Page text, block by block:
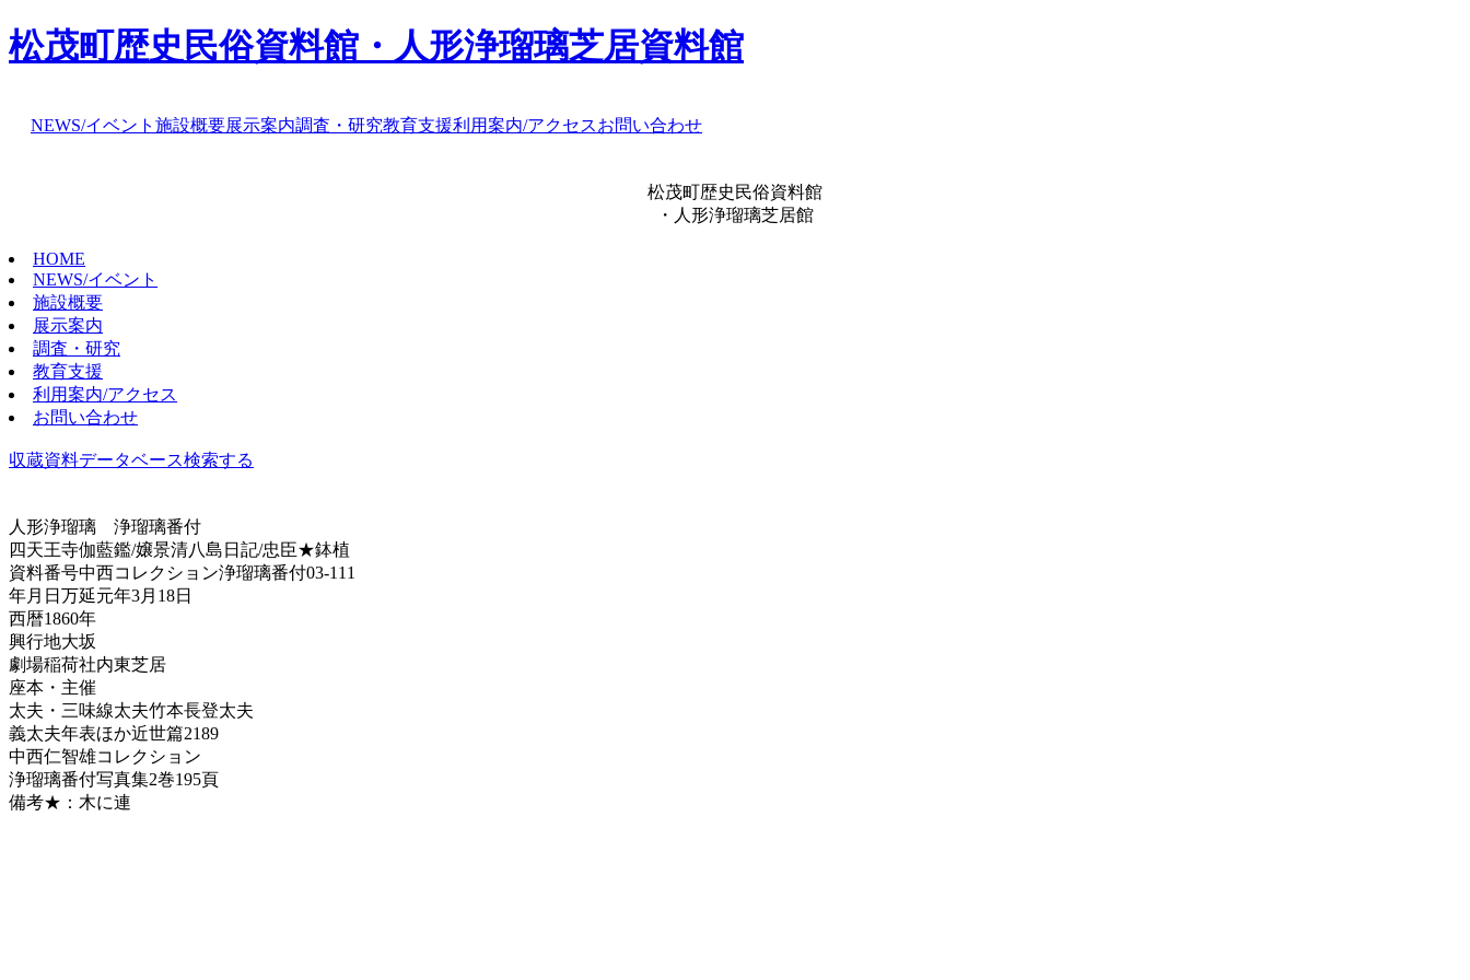
松茂町歴史民俗資料館・人形浄瑠璃芝居資料館
NEWS/イベント 施設概要展示案内調査・研究教育支援利用案内/アクセスお問い合わせ
松茂町歴史民俗資料館
・人形浄瑠璃芝居館
HOME
NEWS/イベント
施設概要
展示案内
調査・研究
教育支援
利用案内/アクセス
お問い合わせ
収蔵資料データベース検索する
人形浄瑠璃 浄瑠璃番付
四天王寺伽藍鑑/嬢景清八島日記/忠臣★鉢植
資料番号中西コレクション浄瑠璃番付03-111
年月日 万延元年3月18日
西暦1860年
興行地大坂
劇場稲荷社内東芝居
座本・主催
太夫・三味線太夫竹本長登太夫
義太夫年表ほか近世篇2189
中西仁智雄コレクション
浄瑠璃番付写真集2巻195頁
備考★：木に連